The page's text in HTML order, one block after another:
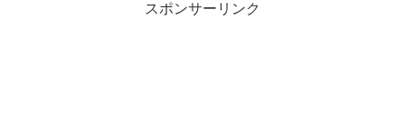
スポンサーリンク